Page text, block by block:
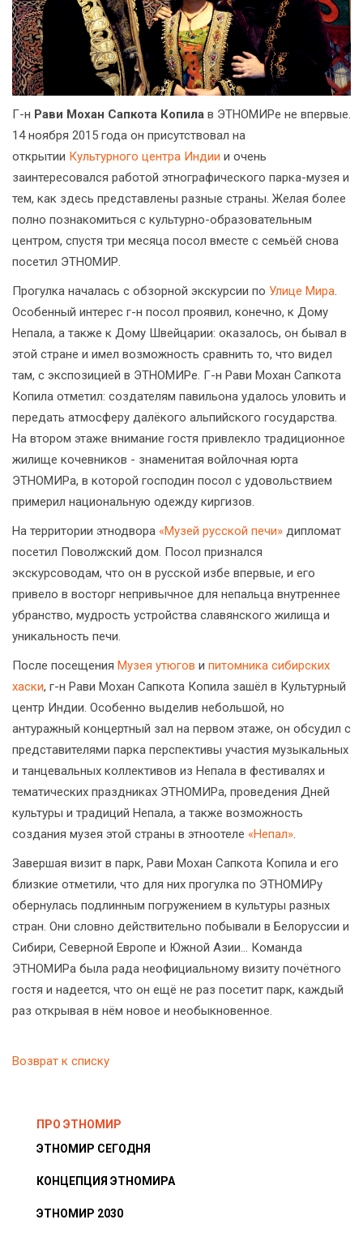
Г-н Рави Мохан Сапкота Копила в ЭТНОМИРе не впервые.
14 ноября 2015 года он присутствовал на
открытии Культурного центра Индии и очень
заинтересовался работой этнографического парка-музея и
тем, как здесь представлены разные страны. Желая более
полно познакомиться с культурно-образовательным
центром, спустя три месяца посол вместе с семьёй снова
посетил ЭТНОМИР.
Прогулка началась с обзорной экскурсии по Улице Мира.
Особенный интерес г-н посол проявил, конечно, к Дому
Непала, а также к Дому Швейцарии: оказалось, он бывал в
этой стране и имел возможность сравнить то, что видел
там, с экспозицией в ЭТНОМИРе. Г-н Рави Мохан Сапкота
Копила отметил: создателям павильона удалось уловить и
передать атмосферу далёкого альпийского государства.
На втором этаже внимание гостя привлекло традиционное
жилище кочевников - знаменитая войлочная юрта
ЭТНОМИРа, в которой господин посол с удовольствием
примерил национальную одежду киргизов.
На территории этнодвора «Музей русской печи» дипломат
посетил Поволжский дом. Посол признался
экскурсоводам, что он в русской избе впервые, и его
привело в восторг непривычное для непальца внутреннее
убранство, мудрость устройства славянского жилища и
уникальность печи.
После посещения Музея утюгов и питомника сибирских
хаски, г-н Рави Мохан Сапкота Копила зашёл в Культурный
центр Индии. Особенно выделив небольшой, но
антуражный концертный зал на первом этаже, он обсудил с
представителями парка перспективы участия музыкальных
и танцевальных коллективов из Непала в фестивалях и
тематических праздниках ЭТНОМИРа, проведения Дней
культуры и традиций Непала, а также возможность
создания музея этой страны в этноотеле «Непал».
Завершая визит в парк, Рави Мохан Сапкота Копила и его
близкие отметили, что для них прогулка по ЭТНОМИРу
обернулась подлинным погружением в культуры разных
стран. Они словно действительно побывали в Белоруссии и
Сибири, Северной Европе и Южной Азии... Команда
ЭТНОМИРа была рада неофициальному визиту почётного
гостя и надеется, что он ещё не раз посетит парк, каждый
раз открывая в нём новое и необыкновенное.
Возврат к списку
ПРО ЭТНОМИР
ЭТНОМИР СЕГОДНЯ
КОНЦЕПЦИЯ ЭТНОМИРА
ЭТНОМИР 2030